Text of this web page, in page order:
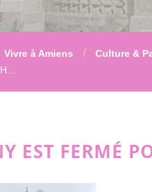
Vivre à Amiens Culture &
EST FERMÉ